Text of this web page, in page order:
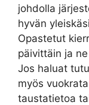
johdolla
hyvän
Opastetut
päivittäin ja
Jos haluat
myös
taustatietoa